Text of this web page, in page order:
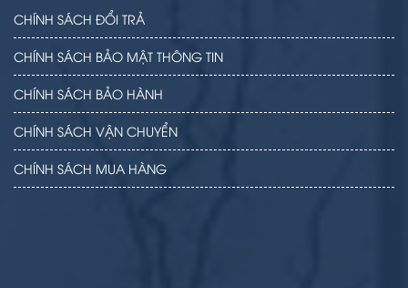
CHÍNH SÁCH ĐỔI TRẢ
CHÍNH SÁCH BẢO MẬT THÔNG TIN
CHÍNH SÁCH BẢO HÀNH
CHÍNH SÁCH VẬN CHUYỂN
CHÍNH SÁCH MUA HÀNG